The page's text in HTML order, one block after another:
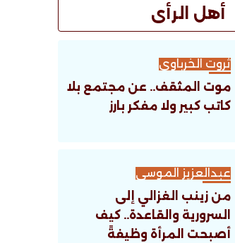
أهل الرأى
ثروت الخرباوى
موت المثقف.. عن مجتمع بلا
كاتب كبير ولا مفكر بارز
عبدالعزيز الموسى
من زينب الغزالي إلى
السرورية والقاعدة.. كيف
أصبحت المرأة وظيفةً